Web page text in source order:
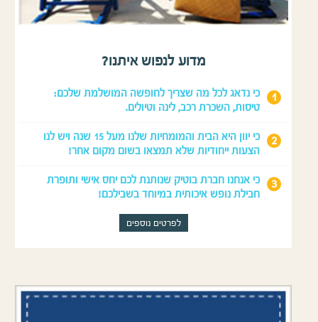
מדוע לנפוש איתנו?
כי נדאג לכל מה שצריך לחופשה המושלמת שלכם:
טיסות, השכרת רכב, לינה וטיולים.
כי יוון היא הבית והמומחיות שלנו מעל 15 שנה ויש לנו
הצעות ייחודיות שלא תמצאו בשום מקום אחר!
כי אנחנו חברת בוטיק שנותנת לכם יחס אישי ותופרת
חבילת נופש איכותית במיוחד בשבילכם!
לפרטים נוספים